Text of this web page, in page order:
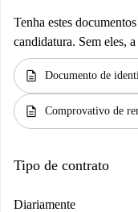
Tenha estes
candidatura. Sem eles,
description Documento de
description Comprovativo de
Tipo de contrato
Diariamente